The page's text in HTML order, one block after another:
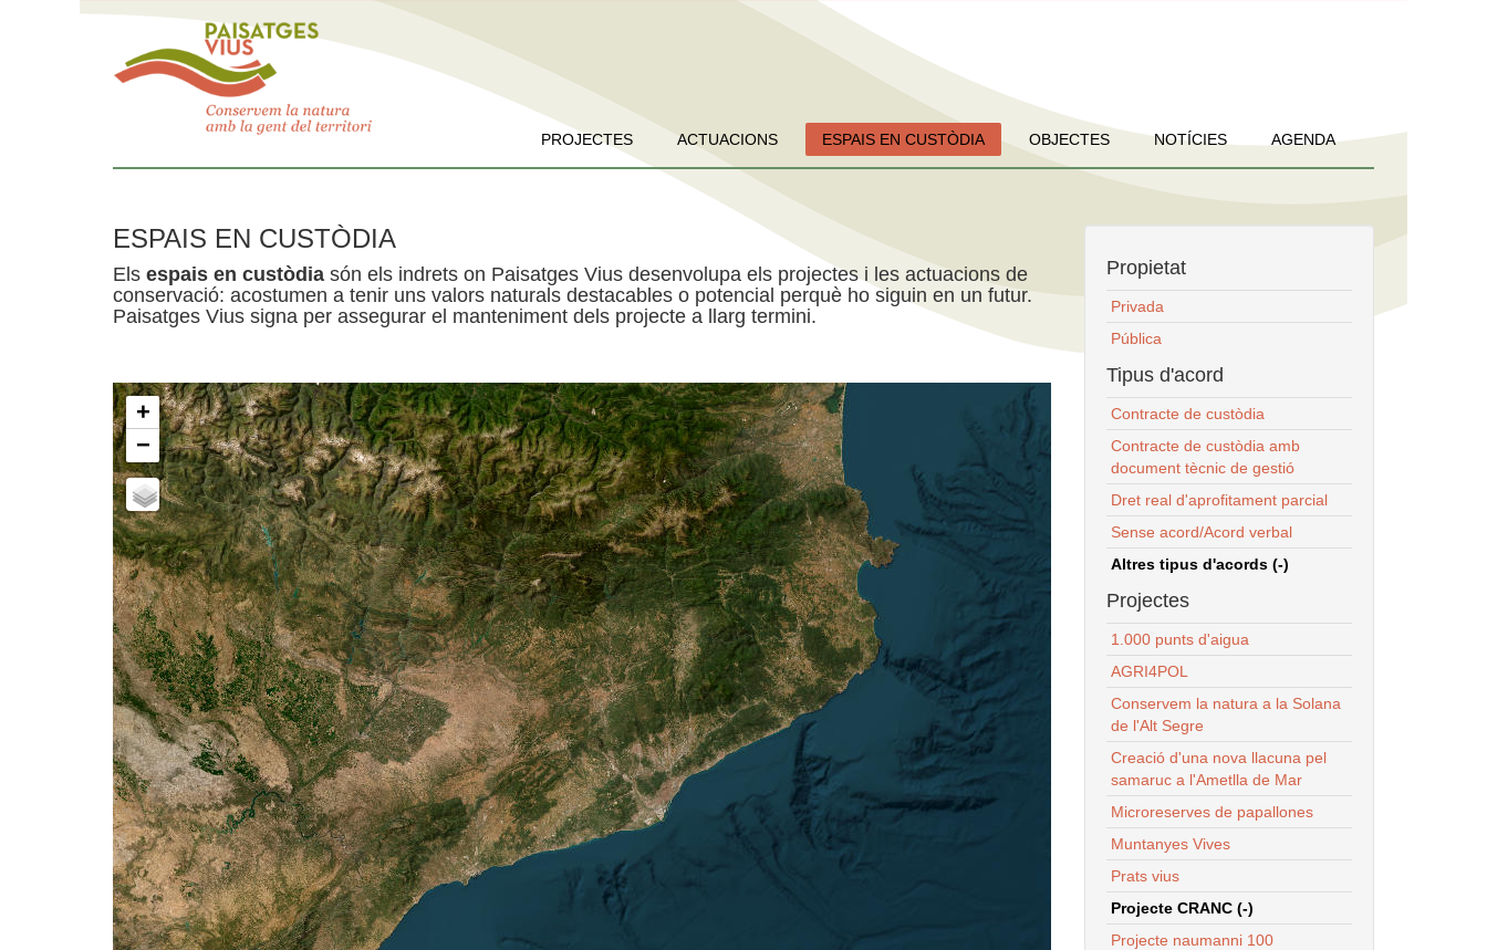
PROJECTES ACTUACIONS ESPAIS EN CUSTÒDIA OBJECTES NOTÍCIES AGENDA
ESPAIS EN CUSTÒDIA
Els espais en custòdia són els indrets on Paisatges Vius desenvolupa els projectes i les actuacions de
conservació: acostumen a tenir uns valors naturals destacables o potencial perquè ho siguin en un futur.
Paisatges Vius signa per assegurar el manteniment dels projecte a llarg termini.
+
−
Propietat
Privada
Pública
Tipus d'acord
Contracte de custòdia
Contracte de custòdia amb
document tècnic de gestió
Dret real d'aprofitament parcial
Sense acord/Acord verbal
Altres tipus d'acords (-)
Projectes
1.000 punts d'aigua
AGRI4POL
Conservem la natura a la Solana
de l'Alt Segre
Creació d'una nova llacuna pel
samaruc a l'Ametlla de Mar
Microreserves de papallones
Muntanyes Vives
Prats vius
Projecte CRANC (-)
Projecte naumanni 100